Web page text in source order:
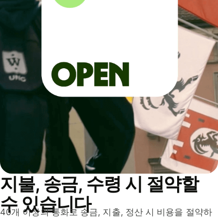
지불, 송금, 수령 시 절약할
수 있습니다
40개 이상의 통화로 송금, 지출, 정산 시 비용을 절약하